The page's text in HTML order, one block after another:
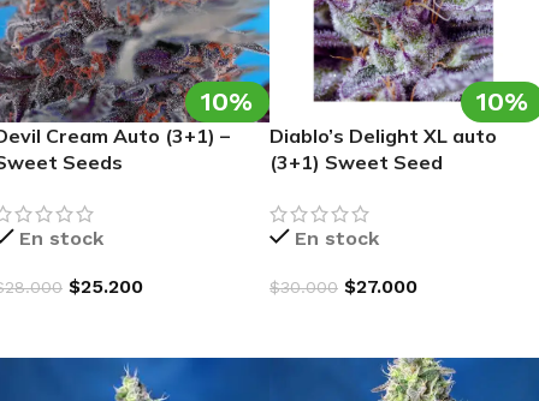
10%
Cream Auto (3+1) –
Seeds
En stock
28.000 $25.200
10%
Diablo’s Delight XL auto
(3+1) Sweet Seed
En stock
$30.000 $27.000